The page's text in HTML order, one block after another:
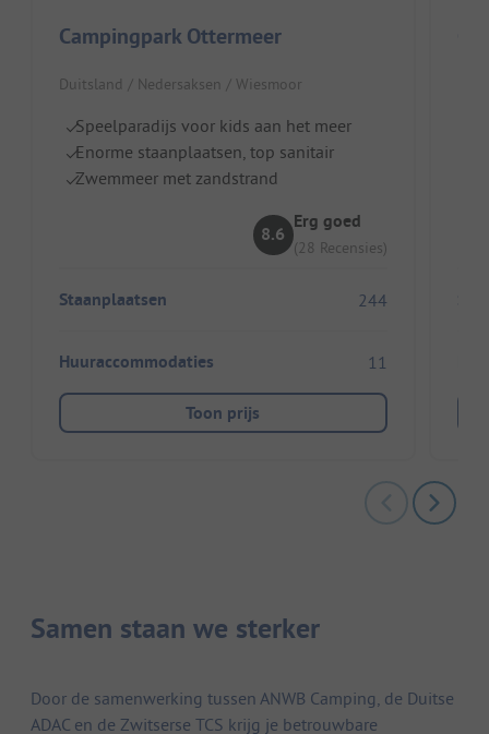
Campingpark Ottermeer
Duitsland / Nedersaksen / Wiesmoor
Speelparadijs voor kids aan het meer
Enorme staanplaatsen, top sanitair
Zwemmeer met zandstrand
8.6
Erg goed
(28 Recensies)
Staanplaatsen 244
Huuraccommodaties 11
Toon prijs
Samen staan we sterker
Door de samenwerking tussen ANWB Camping, de Duitse
ADAC en de Zwitserse TCS krijg je betrouwbare